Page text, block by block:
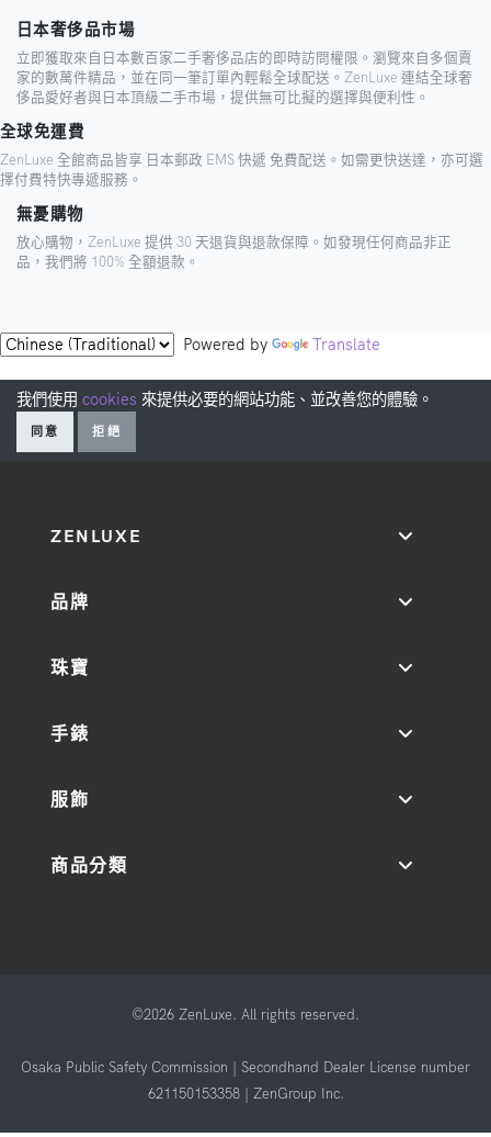
日本奢侈品市場
立即獲取來自日本數百家二手奢侈品店的即時訪問權限。瀏覽來自多個賣
家的數萬件精品，並在同一筆訂單內輕鬆全球配送。ZenLuxe 連結全球奢
侈品愛好者與日本頂級二手市場，提供無可比擬的選擇與便利性。
全球免運費
ZenLuxe 全館商品皆享 日本郵政 EMS 快遞 免費配送。如需更快送達，亦可選
擇付費特快專遞服務。
無憂購物
放心購物，ZenLuxe 提供 30 天退貨與退款保障。如發現任何商品非正
品，我們將 100% 全額退款。
Powered by Translate
我們使用 cookies 來提供必要的網站功能、並改善您的體驗。
同意 拒絕
ZENLUXE
品牌
珠寶
手錶
服飾
商品分類
©2026 ZenLuxe. All rights reserved.
Osaka Public Safety Commission | Secondhand Dealer License number
621150153358 | ZenGroup Inc.